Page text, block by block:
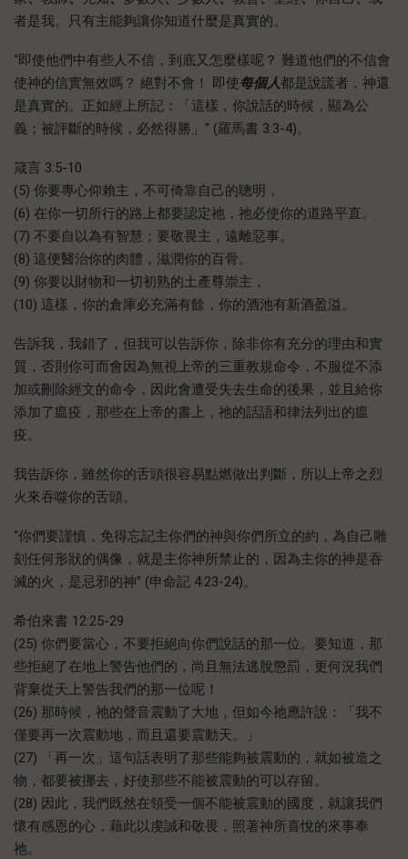
者是我。只有主能夠讓你知道什麼是真實的。
“即使他們中有些人不信，到底又怎麼樣呢？ 難道他們的不信會
使神的信實無效嗎？ 絕對不會！ 即使每個人都是說謊者，神還
是真實的。正如經上所記：「這樣，你說話的時候，顯為公
義；被評斷的時候，必然得勝」” (羅馬書 3:3-4)。
箴言 3:5-10
(5) 你要專心仰賴主，不可倚靠自己的聰明，
(6) 在你一切所行的路上都要認定祂，祂必使你的道路平直。
(7) 不要自以為有智慧；要敬畏主，遠離惡事。
(8) 這便醫治你的肉體，滋潤你的百骨。
(9) 你要以財物和一切初熟的土產尊崇主，
(10) 這樣，你的倉庫必充滿有餘，你的酒池有新酒盈溢。
告訴我，我錯了，但我可以告訴你，除非你有充分的理由和實
質，否則你可而會因為無視上帝的三重教規命令，不服從不添
加或刪除經文的命令，因此會遭受失去生命的後果，並且給你
添加了瘟疫，那些在上帝的書上，祂的話語和律法列出的瘟
疫。
我告訴你，雖然你的舌頭很容易點燃做出判斷，所以上帝之烈
火來吞噬你的舌頭。
“你們要謹慎，免得忘記主你們的神與你們所立的約，為自己雕
刻任何形狀的偶像，就是主你神所禁止的，因為主你的神是吞
滅的火，是忌邪的神” (申命記 4:23-24)。
希伯來書 12:25-29
(25) 你們要當心，不要拒絕向你們說話的那一位。要知道，那
些拒絕了在地上警告他們的，尚且無法逃脫懲罰，更何況我們
背棄從天上警告我們的那一位呢！
(26) 那時候，祂的聲音震動了大地，但如今祂應許說：「我不
僅要再一次震動地，而且還要震動天。」
(27) 「再一次」這句話表明了那些能夠被震動的，就如被造之
物，都要被挪去，好使那些不能被震動的可以存留。
(28) 因此，我們既然在領受一個不能被震動的國度，就讓我們
懷有感恩的心，藉此以虔誠和敬畏，照著神所喜悅的來事奉
祂。